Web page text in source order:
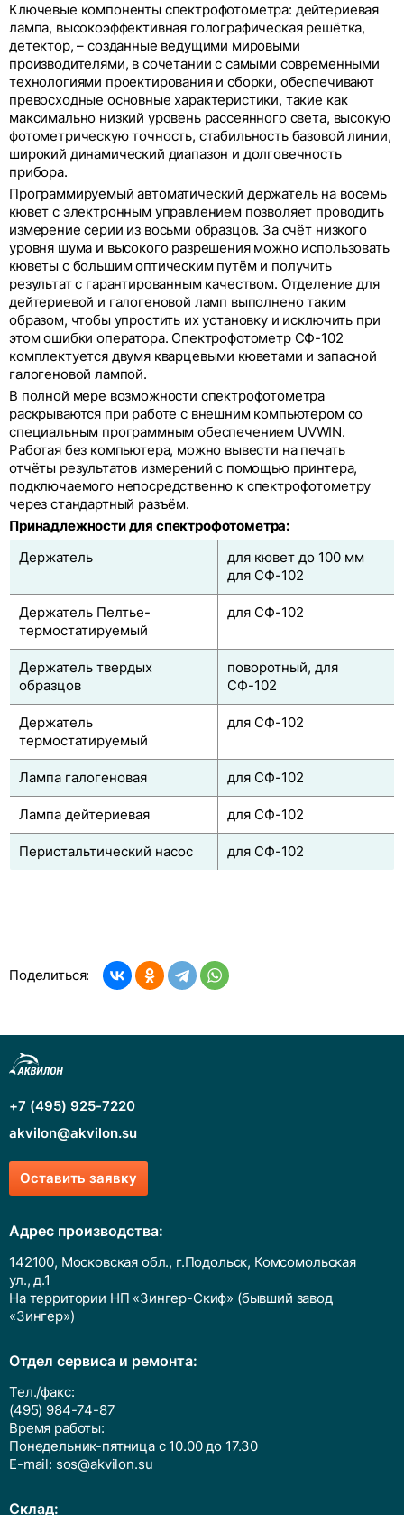
Ключевые компоненты спектрофотометра: дейтериевая
лампа, высокоэффективная голографическая решётка,
детектор, – созданные ведущими мировыми
производителями, в сочетании с самыми современными
технологиями проектирования и сборки, обеспечивают
превосходные основные характеристики, такие как
максимально низкий уровень рассеянного света, высокую
фотометрическую точность, стабильность базовой линии,
широкий динамический диапазон и долговечность
прибора.
Программируемый автоматический держатель на восемь
кювет с электронным управлением позволяет проводить
измерение серии из восьми образцов. За счёт низкого
уровня шума и высокого разрешения можно использовать
кюветы с большим оптическим путём и получить
результат с гарантированным качеством. Отделение для
дейтериевой и галогеновой ламп выполнено таким
образом, чтобы упростить их установку и исключить при
этом ошибки оператора. Спектрофотометр СФ-102
комплектуется двумя кварцевыми кюветами и запасной
галогеновой лампой.
В полной мере возможности спектрофотометра
раскрываются при работе с внешним компьютером со
специальным программным обеспечением UVWIN.
Работая без компьютера, можно вывести на печать
отчёты результатов измерений с помощью принтера,
подключаемого непосредственно к спектрофотометру
через стандартный разъём.
Принадлежности для спектрофотометра:
Держатель
для кювет до 100 мм
для СФ-102
Держатель Пелтье-
термостатируемый
для СФ-102
Держатель твердых
образцов
поворотный, для
СФ-102
Держатель
термостатируемый
для СФ-102
Лампа галогеновая для СФ-102
Лампа дейтериевая для СФ-102
Перистальтический насос для СФ-102
Поделиться:
Оставить заявку
+7 (495) 925-7220
akvilon@akvilon.su
Адрес производства:
142100, Московская обл., г.Подольск, Комсомольская
ул., д.1
На территории НП «Зингер-Скиф» (бывший завод
«Зингер»)
Отдел сервиса и ремонта:
Тел./факс:
(495) 984-74-87
Время работы:
Понедельник-пятница с 10.00 до 17.30
E-mail: sos@akvilon.su
Cклад: